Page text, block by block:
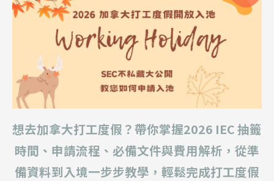
想去加拿大打工度假？帶你掌握2026 IEC 抽籤
時間、申請流程、必備文件與費用解析，從準
備資料到入境一步步教學，輕鬆完成打工度假